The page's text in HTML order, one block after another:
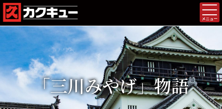
メニュー
「三川みやげ」物語